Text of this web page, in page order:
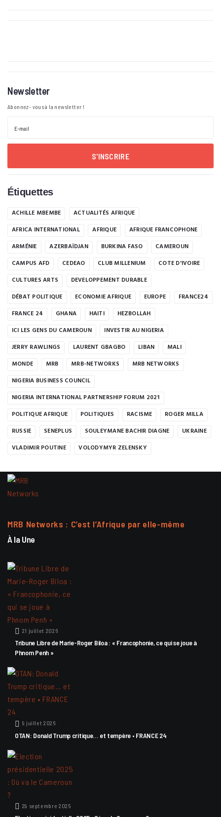
Newsletter
Abonnez- vous à la newsletter !
S'INSCRIRE
Étiquettes
ACHILLE MBEMBE
ACTUALITÉS AFRIQUE
AFRICA INTERNATIONAL
AFRIQUE
AFRIQUE FRANCOPHONE
ARMÉNIE
AZERBAÏDJAN BURKINA FASO
CAMEROUN
CAMPUS AFD
CEDEAO CLUB MILLENIUM
COTE D'IVOIRE
CULTURES ARTS
DEVELOPPEMENT DURABLE
DÉBAT POLITIQUE
ECONOMIE AFRIQUE EUROPE
FRANCE24
FRANCE 24
GHANA HAITI
HEZBOLLAH
ICI LES GENS DU CAMEROUN
INVESTIR AU NIGERIA
JERRY RAWLINGS
LAURENT GBAGBO LIBAN
MALI
MONDE
MRB MRB-NETWORKS
MRB NETWORKS
NIGERIA BUSINESS COUNCIL
NIGERIA INTERNATIONAL PARTNERSHIP FORUM 2021
POLITIQUE AFRIQUE
POLITIQUES RACISME
ROGER MILLA
RUSSIE
SENEPLUS SOULEYMANE BACHIR DIAGNE
UKRAINE
VLADIMIR POUTINE
VOLODYMYR ZELENSKY
MRB Networks : C’est l’Afrique par elle-même
À la Une
21 juillet 2026
Tribune Libre de Marie-Roger Biloa : « Francophonie, ce qui se joue à
Phnom Penh »
9 juillet 2026
OTAN: Donald Trump critique… et tempère • FRANCE 24
29 septembre 2025